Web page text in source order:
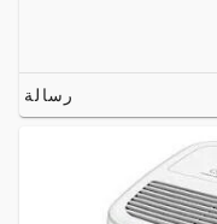
رسالة